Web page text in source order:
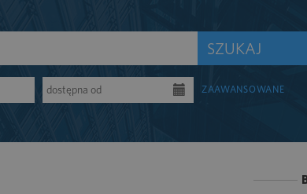
SZUKAJ
ZAAWANSOWANE